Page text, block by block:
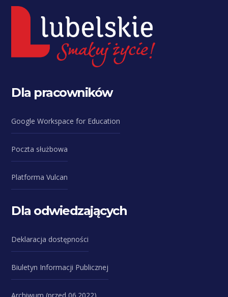
Dla pracowników
Google Workspace for Education
Poczta służbowa
Platforma Vulcan
Dla odwiedzających
Deklaracja dostępności
Biuletyn Informacji Publicznej